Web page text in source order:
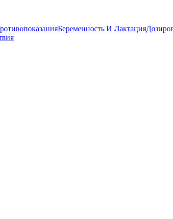
Беременность И Лактация